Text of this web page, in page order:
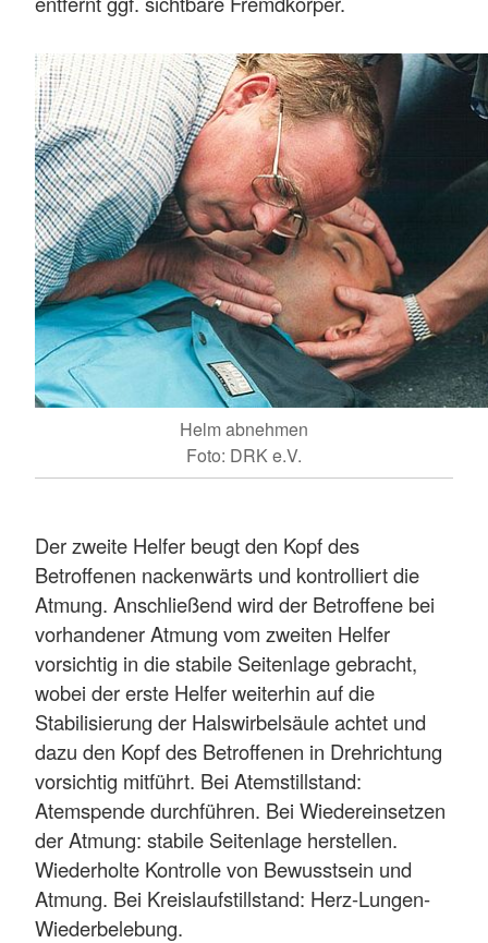
Helm abnehmen
Foto: DRK e.V.
Der zweite Helfer beugt den Kopf des
Betroffenen nackenwärts und kontrolliert die
Atmung. Anschließend wird der Betroffene bei
vorhandener Atmung vom zweiten Helfer
vorsichtig in die stabile Seitenlage gebracht,
wobei der erste Helfer weiterhin auf die
Stabilisierung der Halswirbelsäule achtet und
dazu den Kopf des Betroffenen in Drehrichtung
vorsichtig mitführt. Bei Atemstillstand:
Atemspende durchführen. Bei Wiedereinsetzen
der Atmung: stabile Seitenlage herstellen.
Wiederholte Kontrolle von Bewusstsein und
Atmung. Bei Kreislaufstillstand: Herz-Lungen-
Wiederbelebung.